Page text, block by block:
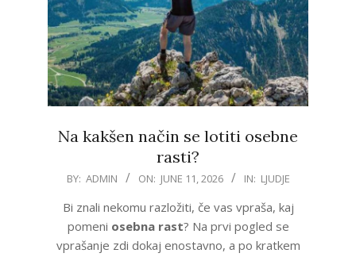
Na kakšen način se lotiti osebne
rasti?
2026-
BY: ADMIN ON: JUNE 11, 2026 IN: LJUDJE
Bi znali nekomu razložiti, če vas vpraša, kaj
pomeni osebna rast? Na prvi pogled se
vprašanje zdi dokaj enostavno, a po kratkem